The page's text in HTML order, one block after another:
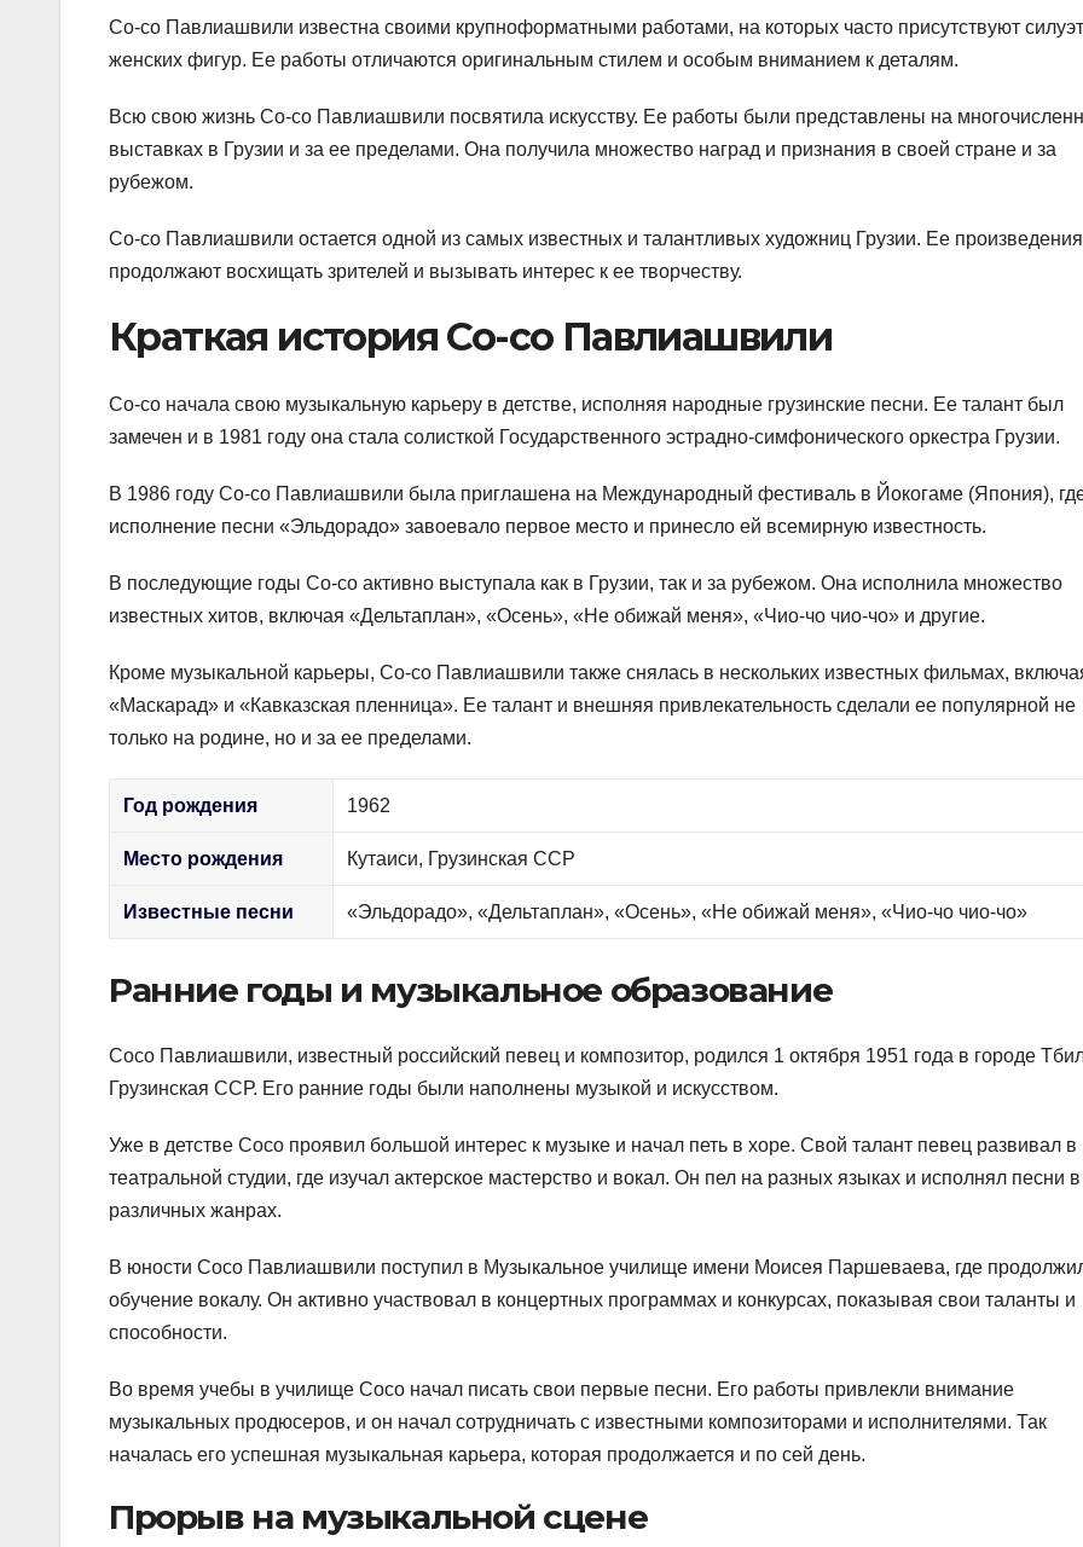
Со-со Павлиашвили известна своими крупноформатными работами, на которых часто присутствуют
женских фигур. Ее работы отличаются оригинальным стилем и особым вниманием к деталям.
Всю свою жизнь Со-со Павлиашвили посвятила искусству. Ее работы были представлены на
выставках в Грузии и за ее пределами. Она получила множество наград и признания в своей стране и за
рубежом.
Со-со Павлиашвили остается одной из самых известных и талантливых художниц Грузии. Ее произведения
продолжают восхищать зрителей и вызывать интерес к ее творчеству.
Краткая история Со-со Павлиашвили
Со-со начала свою музыкальную карьеру в детстве, исполняя народные грузинские песни. Ее талант был
замечен и в 1981 году она стала солисткой Государственного эстрадно-симфонического оркестра Грузии.
В 1986 году Со-со Павлиашвили была приглашена на Международный фестиваль в Йокогаме (Япония),
исполнение песни «Эльдорадо» завоевало первое место и принесло ей всемирную известность.
В последующие годы Со-со активно выступала как в Грузии, так и за рубежом. Она исполнила множество
известных хитов, включая «Дельтаплан», «Осень», «Не обижай меня», «Чио-чо чио-чо» и другие.
Кроме музыкальной карьеры, Со-со Павлиашвили также снялась в нескольких известных фильмах,
«Маскарад» и «Кавказская пленница». Ее талант и внешняя привлекательность сделали ее популярной не
только на родине, но и за ее пределами.
Год рождения 1962
Место рождения Кутаиси, Грузинская ССР
Известные песни «Эльдорадо», «Дельтаплан», «Осень», «Не обижай меня», «Чио-чо чио-чо»
Ранние годы и музыкальное образование
Сосо Павлиашвили, известный российский певец и композитор, родился 1 октября 1951 года в городе
Грузинская ССР. Его ранние годы были наполнены музыкой и искусством.
Уже в детстве Сосо проявил большой интерес к музыке и начал петь в хоре. Свой талант певец развивал в
театральной студии, где изучал актерское мастерство и вокал. Он пел на разных языках и исполнял песни в
различных жанрах.
В юности Сосо Павлиашвили поступил в Музыкальное училище имени Моисея Паршеваева, где
обучение вокалу. Он активно участвовал в концертных программах и конкурсах, показывая свои таланты и
способности.
Во время учебы в училище Сосо начал писать свои первые песни. Его работы привлекли внимание
музыкальных продюсеров, и он начал сотрудничать с известными композиторами и исполнителями. Так
началась его успешная музыкальная карьера, которая продолжается и по сей день.
Прорыв на музыкальной сцене